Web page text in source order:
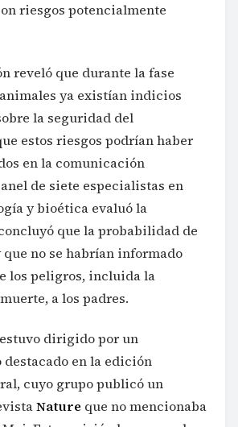
riesgos potencialmente
reveló que durante la fase
ya existían indicios
la seguridad del
estos riesgos podrían haber
en la comunicación
de siete especialistas en
y bioética evaluó la
que la probabilidad de
que no se habrían informado
los peligros, incluida la
a los padres.
dirigido por un
en la edición
cuyo grupo publicó un
Nature que no mencionaba